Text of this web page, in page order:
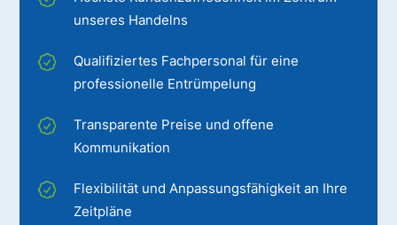
unseres Handelns
Qualifiziertes Fachpersonal für eine
professionelle Entrümpelung
Transparente Preise und offene
Kommunikation
Flexibilität und Anpassungsfähigkeit an Ihre
Zeitpläne